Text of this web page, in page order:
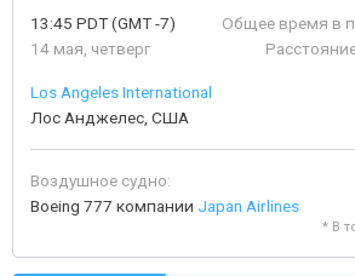
13:45 PDT(GMT -7)
14 мая, четверг
Общее время в
Los Angeles International
Лос Анджелес, США
Воздушное судно:
Boeing 777 компании Japan Airlines
* В